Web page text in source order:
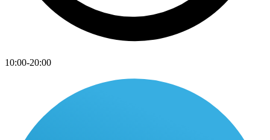
10:00-20:00